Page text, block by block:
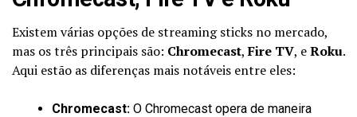
Existem várias opções de streaming sticks no mercado,
mas os três principais são: Chromecast,Fire TV, eRoku.
Aqui estão as diferenças mais notáveis entre eles:
Chromecast: O Chromecast opera de maneira